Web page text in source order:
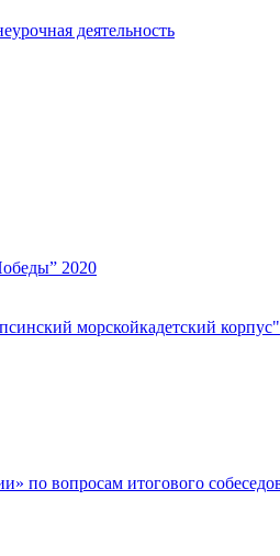
деятельность
2020
морскойкадетский корпус"
по вопросам итогового